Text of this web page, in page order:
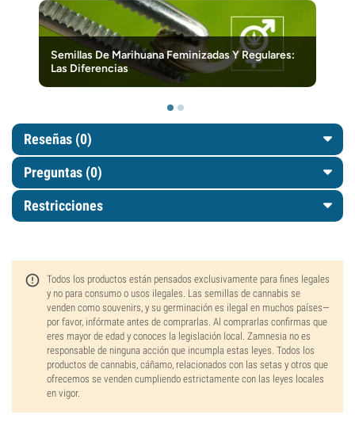
Semillas De Marihuana Feminizadas Y Regulares:
Las Diferencias
Reseñas (0)
Preguntas (0)
Restricciones
Todos los productos están pensados exclusivamente para fines legales
y no para consumo o usos ilegales. Las semillas de cannabis se
venden como souvenirs, y su germinación es ilegal en muchos países—
por favor, infórmate antes de comprarlas. Al comprarlas confirmas que
eres mayor de edad y conoces la legislación local. Zamnesia no es
responsable de ninguna acción que incumpla estas leyes. Todos los
productos de cannabis, cáñamo, relacionados con las setas y otros que
ofrecemos se venden cumpliendo estrictamente con las leyes locales
en vigor.